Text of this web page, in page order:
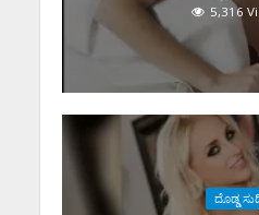
5,316
ದೊಡ್ಡ